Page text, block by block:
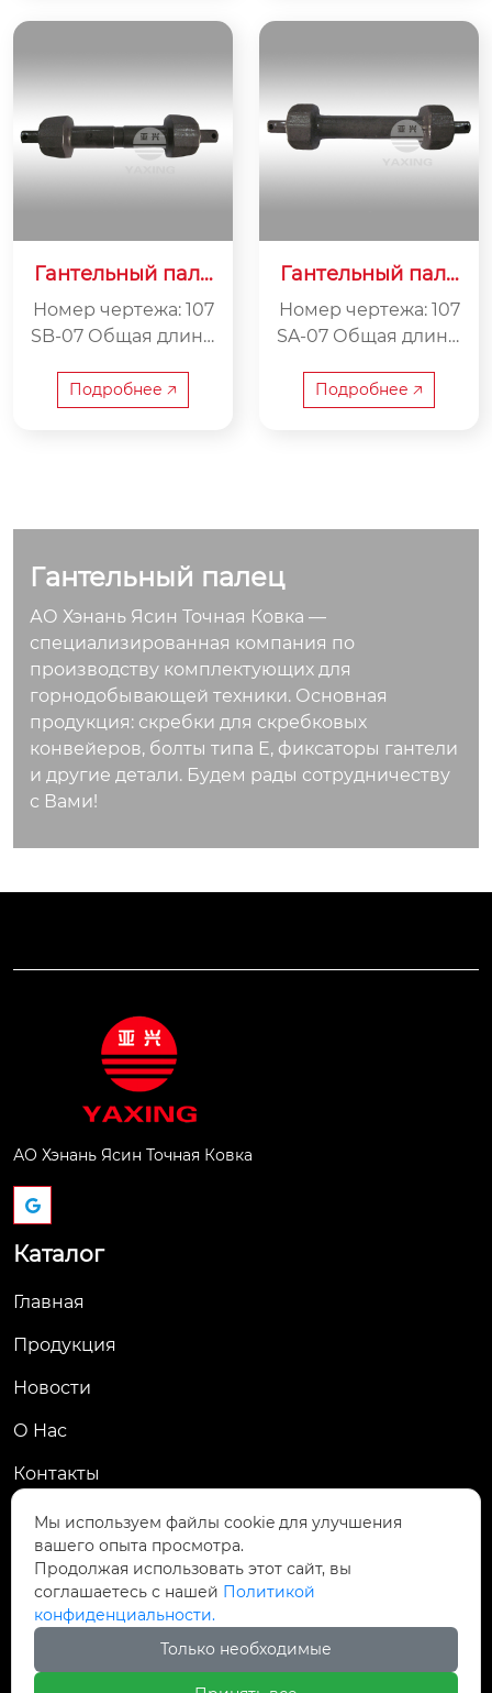
Гантельный пале
Номер чертежа: 107
SB-07 Общая длина:
ширина: 221 мм Вес:
10 кг
Подробнее 🡥
Гантельный пале
Номер чертежа: 107
SA-07 Общая длина:
ширина: 260мм Вес:
7,5 кг
Подробнее 🡥
Гантельный палец
АО Хэнань Ясин Точная Ковка —
специализированная компания по
производству комплектующих для
горнодобывающей техники. Основная
продукция: скребки для скребковых
конвейеров, болты типа E, фиксаторы гантели
и другие детали. Будем рады сотрудничеству
с Вами!
АО Хэнань Ясин Точная Ковка
Каталог
Главная
Продукция
Новости
О Hас
Контакты
Контакты

Пров. Хэнань, г. Цзяоцзо, уезд Учжи, промзона
Чжаньдянь, ул. Промышленная Средняя
+86-18237110602
Мы используем файлы cookie для улучшения
вашего опыта просмотра.
Продолжая использовать этот сайт, вы
соглашаетесь с нашей Политикой
конфиденциальности.
Только необходимые